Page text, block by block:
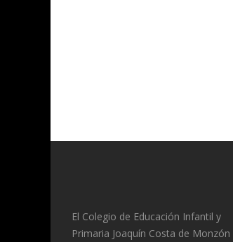
El Colegio de Educación Infantil y
Primaria Joaquín Costa de Monzón